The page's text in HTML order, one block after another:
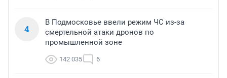
4
В Подмосковье ввели режим ЧС из-за
смертельной атаки дронов по
промышленной зоне
142 035 6